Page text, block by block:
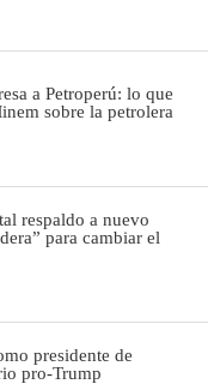
a Petroperú: lo que
sobre la petrolera
respaldo a nuevo
para cambiar el
presidente de
pro-Trump